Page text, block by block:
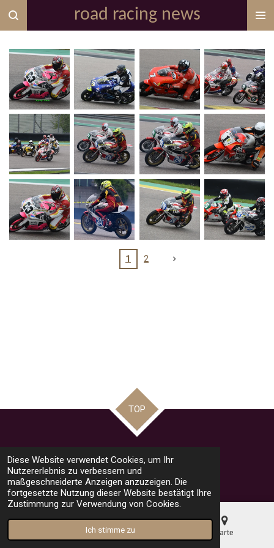
Diese Website verwendet Cookies, um Ihr
Nutzererlebnis zu verbessern und
maßgeschneiderte Anzeigen anzuzeigen. Die
fortgesetzte Nutzung dieser Website bestätigt Ihre
Zustimmung zur Verwendung von Cookies.
Ich stimme zu
Zum
Hauptinhalt
road racing news
1 2
TOP
© 2023 - 2026 road racing news by Mario
Mit Unterstützung von Webador
Telefon Karte